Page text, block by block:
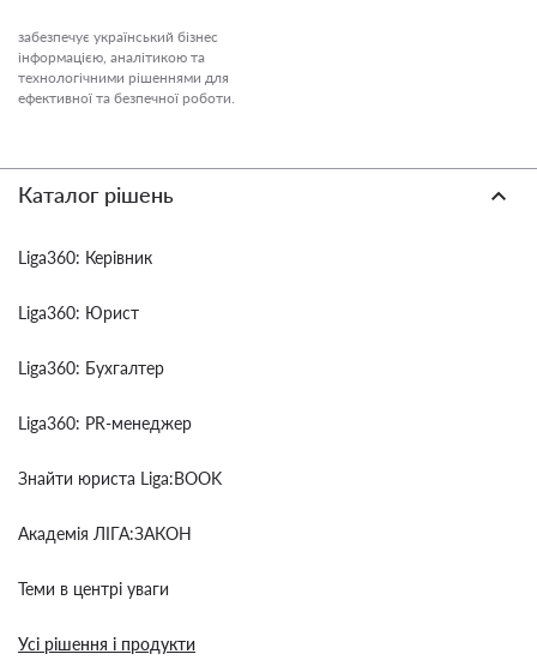
забезпечує український бізнес
інформацією, аналітикою та
технологічними рішеннями для
ефективної та безпечної роботи.
Каталог рішень
Liga360: Керівник
Liga360: Юрист
Liga360: Бухгалтер
Liga360: PR-менеджер
Знайти юриста Liga:BOOK
Академія ЛІГА:ЗАКОН
Теми в центрі уваги
Усі рішення і продукти